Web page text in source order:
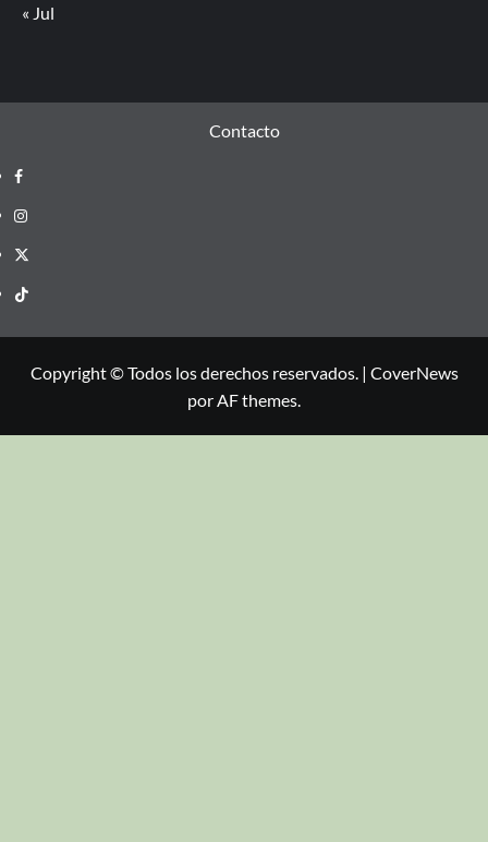
« Jul
Contacto
Copyright © Todos los derechos reservados. | CoverNews
por AF themes.